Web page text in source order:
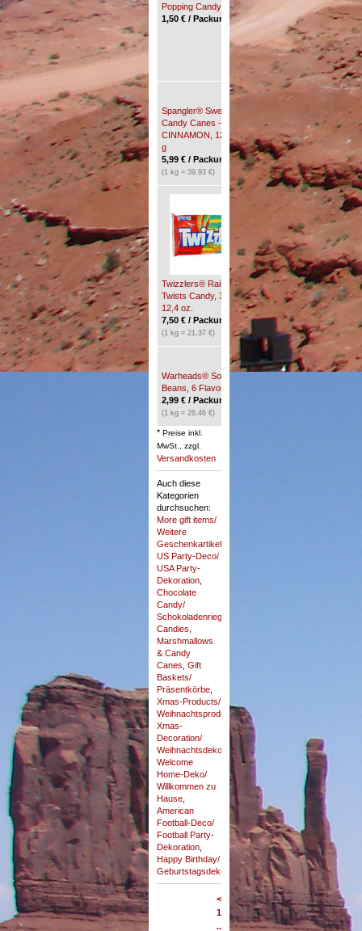
Popping Candy, 9,5 g
1,50 € / Packung(en) *
WATERMELON
Popping Candy, 9,5 g
€/ Packung(en) *
Spangler® SweetNature
Candy Canes -
CINNAMON, 12 St., 150
g
5,99 € / Packung(en) *
(1 kg = 39,93 €)
Tootsie Roll Taffy
Candy Bar, 9,9 g
0,25 €*
Twizzlers® Rainbow
Twists Candy, 351 g,
12,4 oz.
7,50 € / Packung(en) *
(1 kg = 21,37 €)
Twizzlers® Strawberry
Twists Candy, 70 g, 2,5
oz.
1,70 €/ Packung(en) *
(1 kg = 24,29 €)
Warheads® Sour! Jelly
Beans, 6 Flavors, 113 g
2,99 € / Packung(en) *
(1 kg = 26,46 €)
*Preise inkl.
MwSt., zzgl.
Versandkosten
Auch diese
Kategorien
durchsuchen:
More gift items/
Weitere
Geschenkartikel
US Party-Deco/
USA Party-
Dekoration
Chocolate
Candy/
Schokoladenriegel
Candies,
Marshmallows
& Candy
Canes ,Gift
Baskets/
Präsentkörbe
Xmas-Products/
Weihnachtsprodukte ,
Xmas-
Decoration/
Weihnachtsdekoration
Welcome
Home-Deko/
Willkommen zu
Hause
American
Football-Deco/
Football Party-
Dekoration
Happy Birthday/
Geburtstagsdekoration
<
1
...